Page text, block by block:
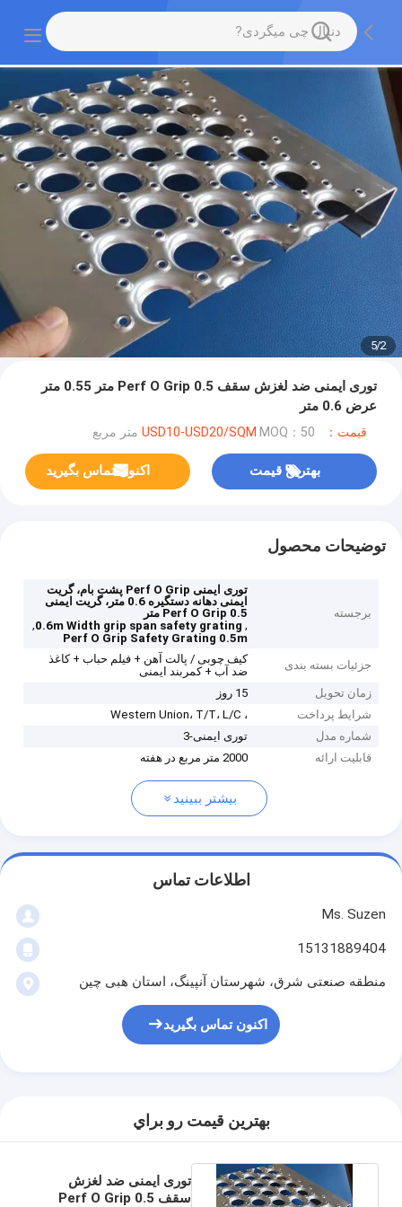
2
/
5
توری ایمنی ضد لغزش سقف Perf O Grip 0.5 متر 0.55 متر
عرض 0.6 متر
قیمت：USD10-USD20/SQM MOQ：50 متر مربع
بهترین قیمت اکنون تماس بگیرید
توضیحات محصول
برجسته
توری ایمنی Perf O Grip پشت بام، گریت
ایمنی دهانه دستگیره 0.6 متر، گریت ایمنی
Perf O Grip 0.5 متر
,
0.6m Width grip span safety grating
,
Perf O Grip Safety Grating 0.5m
جزئیات بسته بندی
کیف چوبی / پالت آهن + فیلم حباب + کاغذ
ضد آب + کمربند ایمنی
زمان تحویل
15 روز
شرایط پرداخت
، Western Union، T/T، L/C
شماره مدل
توری ایمنی-3
قابلیت ارائه
2000 متر مربع در هفته
بیشتر ببینید
اطلاعات تماس
Ms. Suzen
15131889404
منطقه صنعتی شرق، شهرستان آنپینگ، استان هبی چین
اکنون تماس بگیرید
بهترين قيمت رو براي
توری ایمنی ضد لغزش
سقف Perf O Grip 0.5